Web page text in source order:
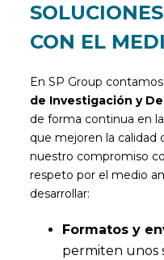
CON EL
En SP Group
de Investigación y
de forma continua en la
que mejoren la calidad
nuestro compromiso
respeto por el medio
desarrollar:
Formatos y
permiten unos